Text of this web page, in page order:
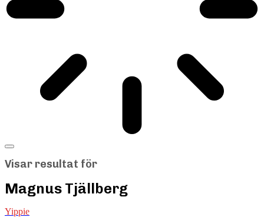
Visar resultat för
Magnus Tjällberg
Yippie